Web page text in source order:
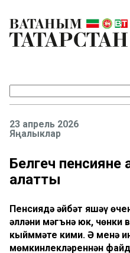
23 апрель 2026
Яңалыклар
Белгеч
аңлатты
Пенсиядә әйбәт яшәү
әлләни мәгънә юк, чөнки
кыйммәте кими. Ә менә
мөмкинлекләреннән